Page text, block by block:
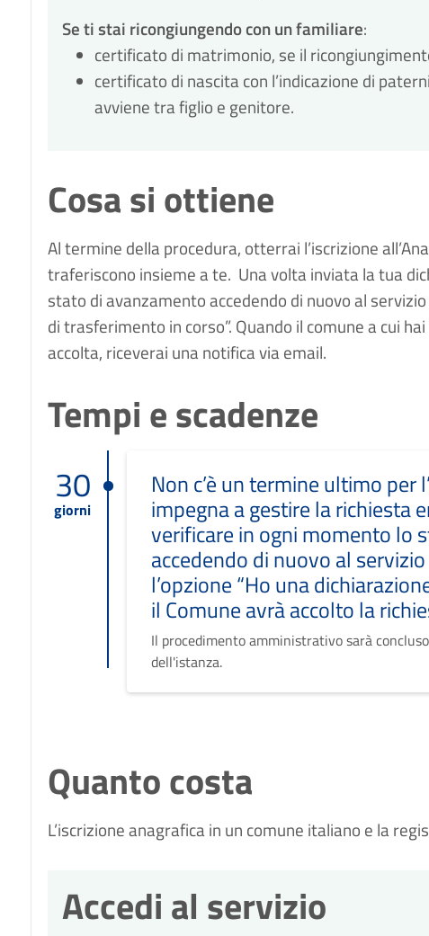
Se ti stai ricongiungendo con un familiare:
certificato di matrimonio, se il
certificato di nascita con l’indicazione di
avviene tra figlio e genitore.
Cosa si ottiene
Al termine della procedura, otterrai l’iscrizione
traferiscono insieme a te.  Una volta inviata la tua
stato di avanzamento accedendo di nuovo al
di trasferimento in corso”. Quando il comune a cui
accolta, riceverai una notifica via email.
Tempi e scadenze
30
giorni
Non c’è un termine ultimo per
impegna a gestire la
verificare in ogni momento lo
accedendo di nuovo al
l’opzione “Ho una
il Comune avrà accolto la
Il procedimento amministrativo sarà
dell'istanza.
Quanto costa
L’iscrizione anagrafica in un comune italiano e la
Accedi al servizio